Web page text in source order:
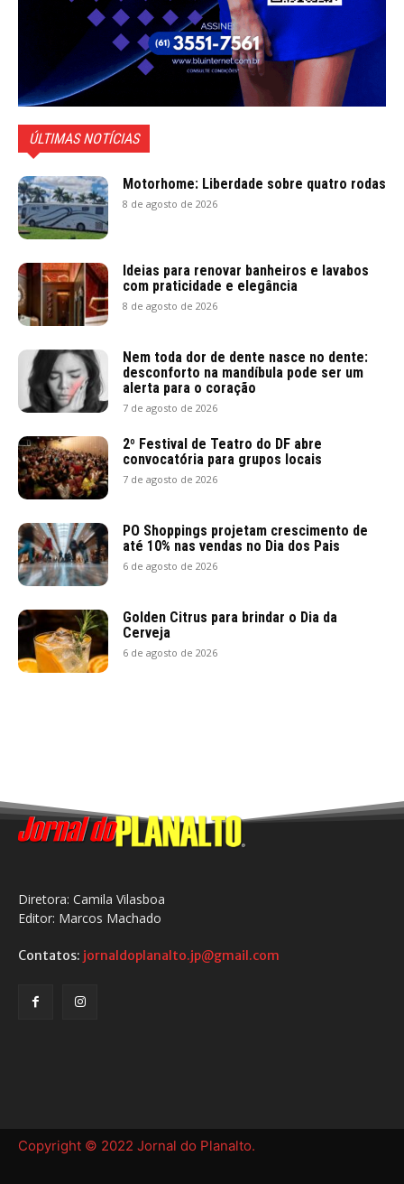
ÚLTIMAS NOTÍCIAS
Motorhome: Liberdade sobre quatro rodas
8 de agosto de 2026
Ideias para renovar banheiros e lavabos
com praticidade e elegância
8 de agosto de 2026
Nem toda dor de dente nasce no dente:
desconforto na mandíbula pode ser um
alerta para o coração
7 de agosto de 2026
2º Festival de Teatro do DF abre
convocatória para grupos locais
7 de agosto de 2026
PO Shoppings projetam crescimento de
até 10% nas vendas no Dia dos Pais
6 de agosto de 2026
Golden Citrus para brindar o Dia da
Cerveja
6 de agosto de 2026
Diretora: Camila Vilasboa
Editor: Marcos Machado
Contatos: jornaldoplanalto.jp@gmail.com
Copyright © 2022 Jornal do Planalto.